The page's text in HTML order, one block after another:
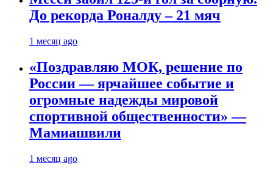
До рекорда Роналду – 21 мяч
1 месяц ago
«Поздравляю МОК, решение по
России — ярчайшее событие и
огромные надежды мировой
спортивной общественности» —
Мамиашвили
1 месяц ago